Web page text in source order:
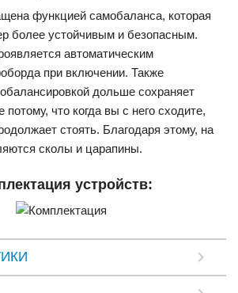
функцией самобаланса, которая
более устойчивым и безопасным.
автоматическим
при включении. Также
дольше сохраняет
что когда вы с него сходите,
стоять. Благодаря этому, на
сколы и царапины.
устройств: